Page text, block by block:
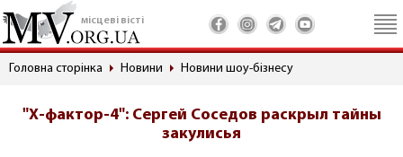
місцеві вісті
Головна сторінка Новини Новини шоу-бізнесу
"Х-фактор-4": Сергей Соседов раскрыл тайны
закулисья